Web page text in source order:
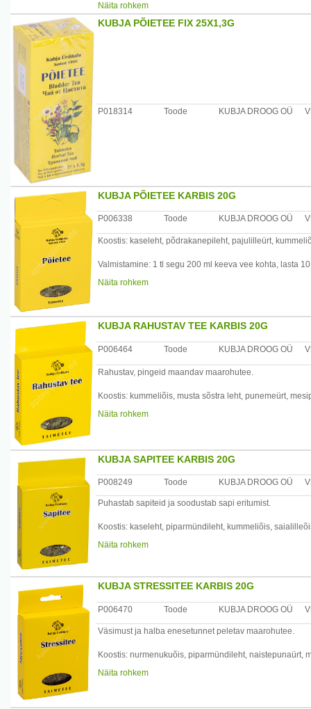
Kasutamine: põie- ja kuseteede põletike korral juua
Näita rohkem
KUBJA PÕIETEE FIX 25X1,3G
P018314 Toode KUBJA DROOG OÜ
KUBJA PÕIETEE KARBIS 20G
P006338 Toode KUBJA DROOG OÜ
Koostis: kaseleht, põdrakanepileht, pajulilleürt,
Valmistamine: 1 tl segu 200 ml keeva vee kohta, lasta
Kasutamine: põie- ja kuseteede põletike korral juua
Näita rohkem
KUBJA RAHUSTAV TEE KARBIS 20G
P006464 Toode KUBJA DROOG OÜ
Rahustav, pingeid maandav maarohutee.
Koostis: kummeliõis, musta sõstra leht, punemeürt,
Valmistamine: valmistada maitse järgi 1 tl segu 200 ml
Tootja: Kubja Ürt OÜ, Sompa tee 8, 11913 Tallinn, Eesti
Näita rohkem
KUBJA SAPITEE KARBIS 20G
P008249 Toode KUBJA DROOG OÜ
Puhastab sapiteid ja soodustab sapi eritumist.
Koostis: kaseleht, piparmündileht, kummeliõis,
Valmistamine: 1 spl segu 200 ml keeva vee kohta, lasta
Kasutamine: juua soojalt pool tundi enne sööki.
Näita rohkem
KUBJA STRESSITEE KARBIS 20G
P006470 Toode KUBJA DROOG OÜ
Väsimust ja halba enesetunnet peletav maarohutee.
Koostis: nurmenukuõis, piparmündileht, naistepunaürt,
Valmistamine: 1 tl segu 200 ml keeva vee kohta, lasta 5
Näita rohkem